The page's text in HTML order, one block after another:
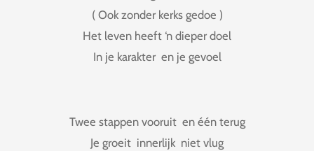
( Ook zonder kerks gedoe )
Het leven heeft ‘n dieper doel
In je karakter en je gevoel
Twee stappen vooruit en één terug
Je groeit innerlijk niet vlug